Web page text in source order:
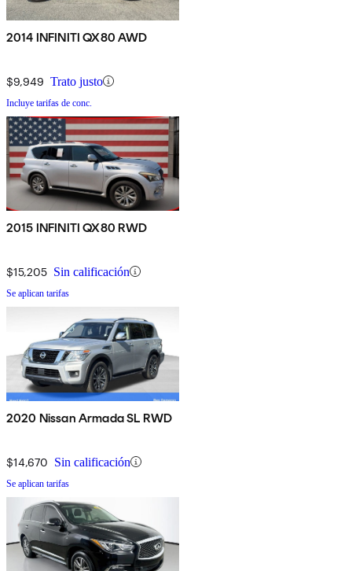
2014 INFINITI QX80 AWD
$9,949 Trato justo
Incluye tarifas de conc.
2015 INFINITI QX80 RWD
$15,205 Sin calificación
Se aplican tarifas
2020 Nissan Armada SL RWD
$14,670 Sin calificación
Se aplican tarifas